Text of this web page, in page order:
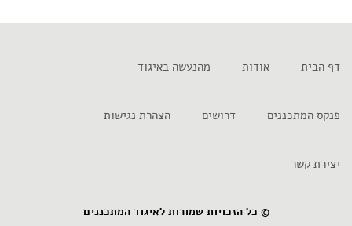
דף הבית אודות מהנעשה באיגוד
פנקס המתכננים דרושים הצהרת נגישות
יצירת קשר
© כל הזכויות שמורות לאיגוד המתכננים